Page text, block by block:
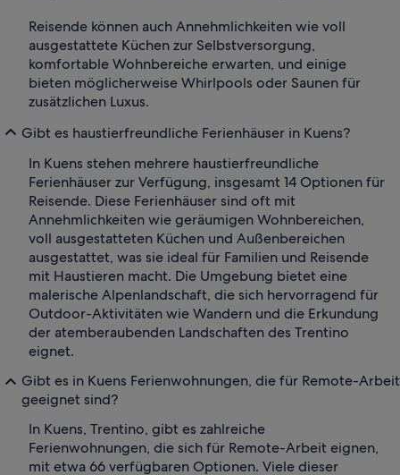
Reisende können auch Annehmlichkeiten wie voll
ausgestattete Küchen zur Selbstversorgung,
komfortable Wohnbereiche erwarten, und einige
bieten möglicherweise Whirlpools oder Saunen für
zusätzlichen Luxus.
Gibt es haustierfreundliche Ferienhäuser in Kuens?
In Kuens stehen mehrere haustierfreundliche
Ferienhäuser zur Verfügung, insgesamt 14 Optionen für
Reisende. Diese Ferienhäuser sind oft mit
Annehmlichkeiten wie geräumigen Wohnbereichen,
voll ausgestatteten Küchen und Außenbereichen
ausgestattet, was sie ideal für Familien und Reisende
mit Haustieren macht. Die Umgebung bietet eine
malerische Alpenlandschaft, die sich hervorragend für
Outdoor-Aktivitäten wie Wandern und die Erkundung
der atemberaubenden Landschaften des Trentino
eignet.
Gibt es in Kuens Ferienwohnungen, die für Remote-Arbeit
geeignet sind?
In Kuens, Trentino, gibt es zahlreiche
Ferienwohnungen, die sich für Remote-Arbeit eignen,
mit etwa 66 verfügbaren Optionen. Viele dieser